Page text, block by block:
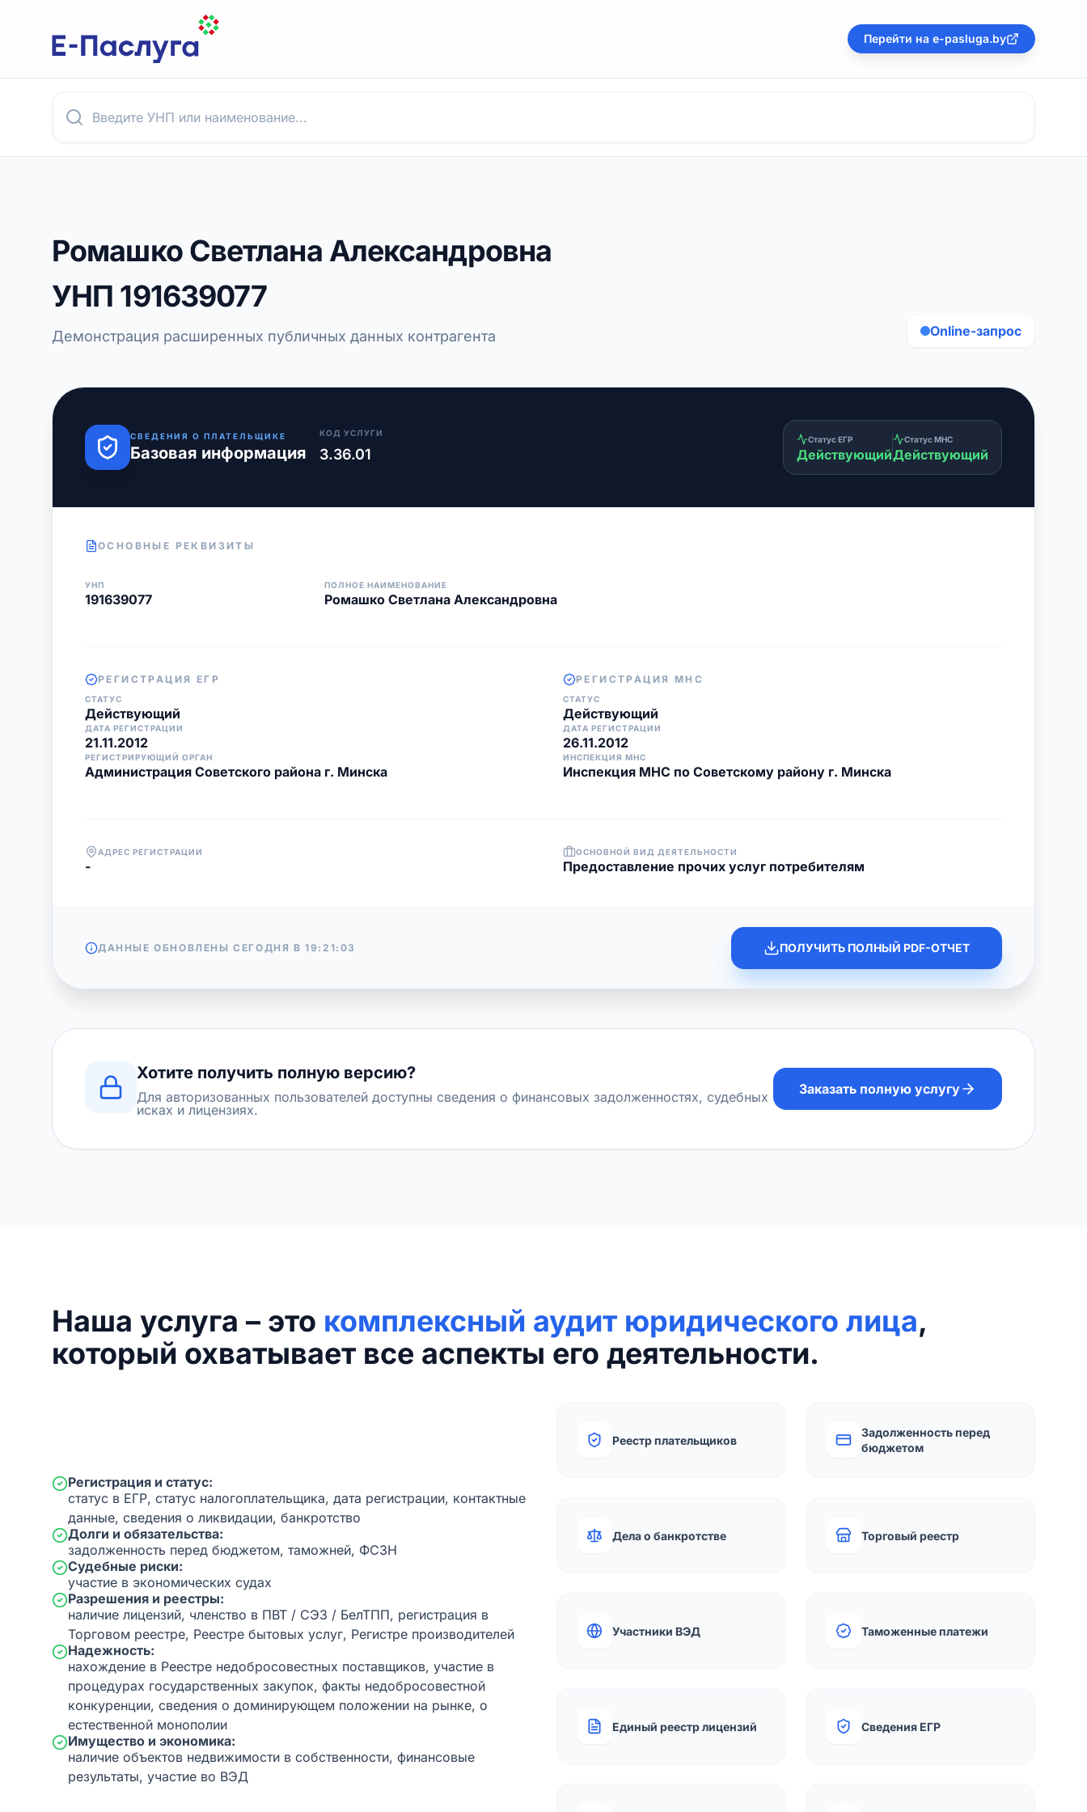
Перейти на e-pasluga.by
Ромашко Светлана Александровна
УНП 191639077
Демонстрация расширенных публичных данных контрагента Online-запрос
СВЕДЕНИЯ О ПЛАТЕЛЬЩИКЕ
Базовая информация
КОД УСЛУГИ
3.36.01
Статус ЕГР
Действующий
Статус МНС
Действующий
ОСНОВНЫЕ РЕКВИЗИТЫ
УНП
191639077
ПОЛНОЕ НАИМЕНОВАНИЕ
Ромашко Светлана Александровна
РЕГИСТРАЦИЯ ЕГР
СТАТУС
Действующий
ДАТА РЕГИСТРАЦИИ
21.11.2012
РЕГИСТРИРУЮЩИЙ ОРГАН
Администрация Советского района г. Минска
РЕГИСТРАЦИЯ МНС
СТАТУС
Действующий
ДАТА РЕГИСТРАЦИИ
26.11.2012
ИНСПЕКЦИЯ МНС
Инспекция МНС по Советскому району г. Минска
АДРЕС РЕГИСТРАЦИИ
-
ОСНОВНОЙ ВИД ДЕЯТЕЛЬНОСТИ
Предоставление прочих услуг потребителям
ДАННЫЕ ОБНОВЛЕНЫ СЕГОДНЯ В19:21:03 ПОЛУЧИТЬ ПОЛНЫЙ PDF-ОТЧЕТ
Хотите получить полную версию?
Для авторизованных пользователей доступны сведения о финансовых задолженностях, судебных
исках и лицензиях.
Заказать полную услугу
Наша услуга – это комплексный аудит юридического лица,
который охватывает все аспекты его деятельности.
Регистрация и статус:
статус в ЕГР, статус налогоплательщика, дата регистрации, контактные
данные, сведения о ликвидации, банкротство
Долги и обязательства:
задолженность перед бюджетом, таможней, ФСЗН
Судебные риски:
участие в экономических судах
Разрешения и реестры:
наличие лицензий, членство в ПВТ / СЭЗ / БелТПП, регистрация в
Торговом реестре, Реестре бытовых услуг, Регистре производителей
Надежность:
нахождение в Реестре недобросовестных поставщиков, участие в
процедурах государственных закупок, факты недобросовестной
конкуренции, сведения о доминирующем положении на рынке, о
естественной монополии
Имущество и экономика:
наличие объектов недвижимости в собственности, финансовые
результаты, участие во ВЭД
Реестр плательщиков
Задолженность перед
бюджетом
Дела о банкротстве Торговый реестр
Участники ВЭД Таможенные платежи
Единый реестр лицензий Сведения ЕГР